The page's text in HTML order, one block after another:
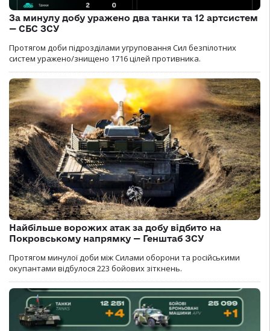
За минулу добу уражено два танки та 12 артсистем
— СБС ЗСУ
Протягом доби підрозділами угруповання Сил безпілотних
систем уражено/знищено 1716 цілей противника.
Найбільше ворожих атак за добу відбито на
Покровському напрямку — Генштаб ЗСУ
Протягом минулої доби між Силами оборони та російськими
окупантами відбулося 223 бойових зіткнень.